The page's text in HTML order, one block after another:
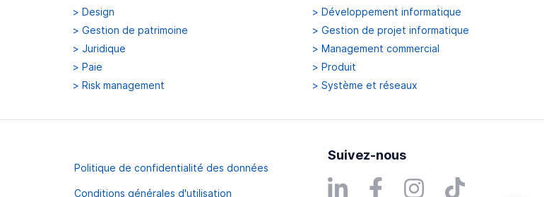
> Design > Développement informatique
> Gestion de patrimoine > Gestion de projet informatique
> Juridique > Management commercial
> Paie > Produit
> Risk management > Système et réseaux
Politique de confidentialité des données
Conditions générales d'utilisation
Suivez-nous